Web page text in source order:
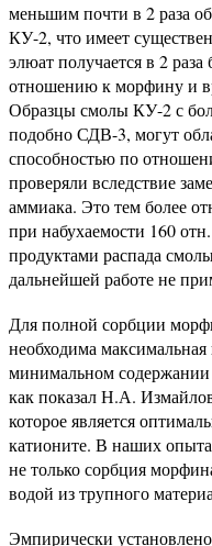
меньшим почти в 2 раза
КУ-2, что имеет
элюат получается в 2
отношению к морфину и
Образцы смолы КУ-2 с
подобно СДВ-3, могут
способностью по
проверяли вследствие
аммиака. Это тем более
при набухаемости 160
продуктами распада
дальнейшей работе не
Для полной сорбции
необходима
минимальном содержании
как показал Н.А.
которое является
катионите. В наших
не только сорбция
водой из трупного
Эмпирически